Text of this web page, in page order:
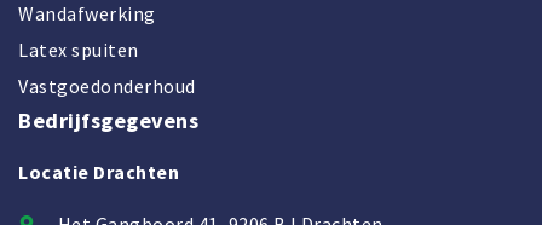
Wandafwerking
Latex spuiten
Vastgoedonderhoud
Bedrijfsgegevens
Locatie Drachten